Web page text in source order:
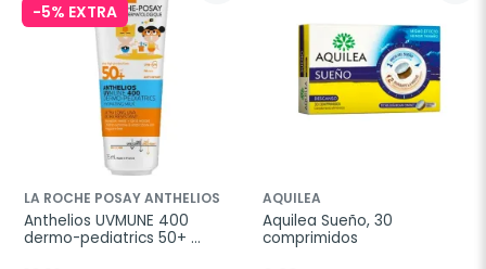
-5% EXTRA
LA ROCHE POSAY ANTHELIOS
Anthelios UVMUNE 400
dermo-pediatrics 50+
AQUILEA
Aquilea Sueño, 30
comprimidos